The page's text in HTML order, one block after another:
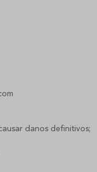
danos definitivos;